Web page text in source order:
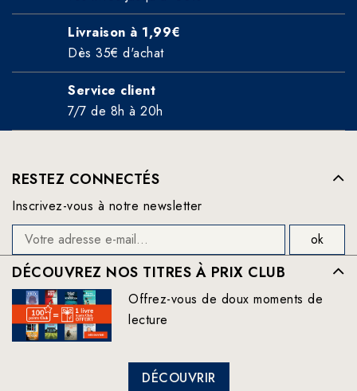
Livraison à 1,99€
Dès 35€ d'achat
Service client
7/7 de 8h à 20h
RESTEZ CONNECTÉS
Inscrivez-vous à notre newsletter
DÉCOUVREZ NOS TITRES À PRIX CLUB
Offrez-vous de doux moments de
lecture
DÉCOUVRIR